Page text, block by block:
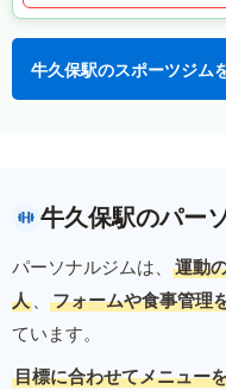
牛久保駅のスポーツジム
牛久保駅のパー
パーソナルジムは、
運動
人 、 フォームや食事管理
ています。
目標に合わせてメニュー